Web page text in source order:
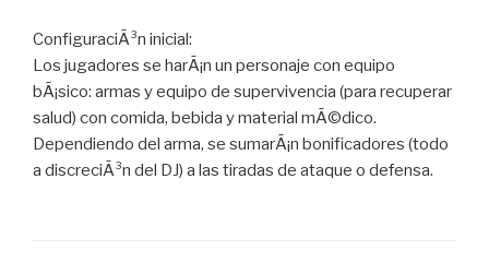
ConfiguraciÃ³n inicial:
Los jugadores se harÃ¡n un personaje con equipo
bÃ¡sico: armas y equipo de supervivencia (para recuperar
salud) con comida, bebida y material mÃ©dico.
Dependiendo del arma, se sumarÃ¡n bonificadores (todo
a discreciÃ³n del DJ) a las tiradas de ataque o defensa.